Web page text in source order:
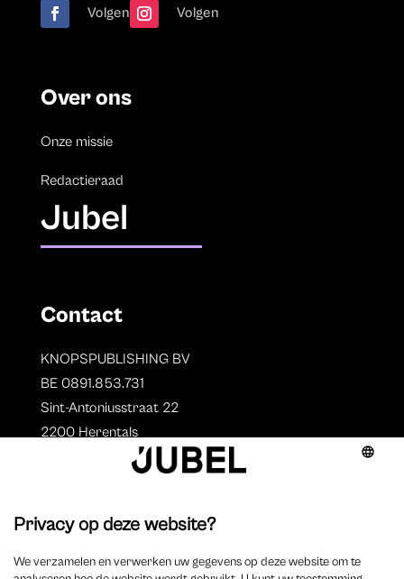
Volgen Volgen
Over ons
Onze missie
Redactieraad
Jubel
Contact
KNOPSPUBLISHING BV
BE 0891.853.731
Sint-Antoniusstraat 22
2200 Herentals
Auteurs
Overzicht auteurs